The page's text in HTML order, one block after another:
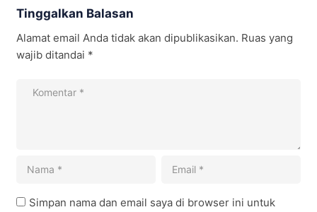
Tinggalkan Balasan
Alamat email Anda tidak akan dipublikasikan. Ruas yang
wajib ditandai *
Simpan nama dan email saya di browser ini untuk